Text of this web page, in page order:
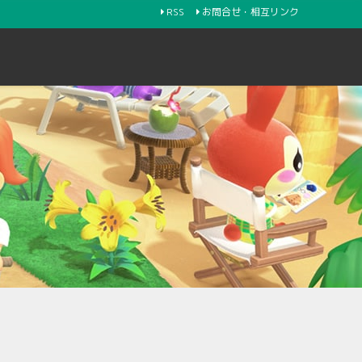
RSS お問合せ・相互リンク